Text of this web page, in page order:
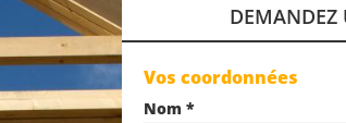
DEMANDEZ
Vos coordonnées
Nom *